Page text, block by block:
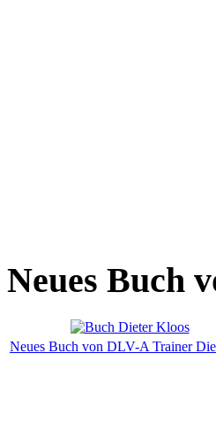
Neues Buch
Neues Buch von DLV-A Trainer